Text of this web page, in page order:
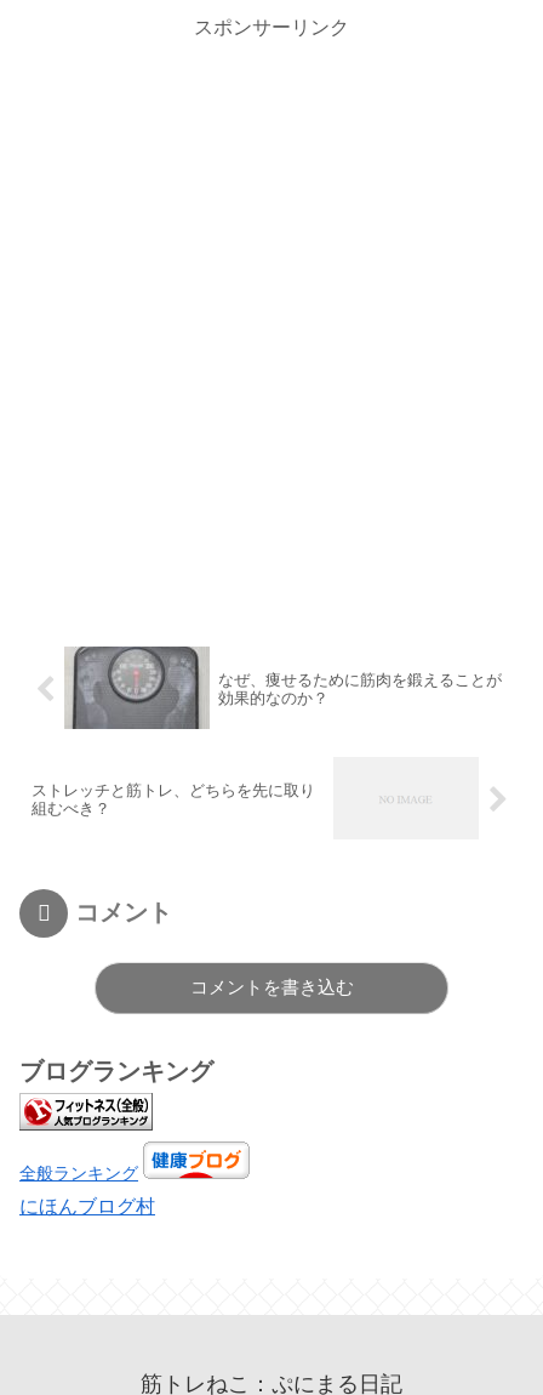
スポンサーリンク
なぜ、痩せるために筋肉を鍛えることが
効果的なのか？
ストレッチと筋トレ、どちらを先に取り
組むべき？
コメント
コメントを書き込む
ブログランキング
全般ランキング
にほんブログ村
筋トレねこ：ぷにまる日記